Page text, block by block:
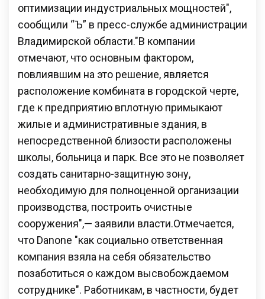
оптимизации индустриальных мощностей",
сообщили “Ъ” в пресс-службе администрации
Владимирской области."В компании
отмечают, что основным фактором,
повлиявшим на это решение, является
расположение комбината в городской черте,
где к предприятию вплотную примыкают
жилые и административные здания, в
непосредственной близости расположены
школы, больница и парк. Все это не позволяет
создать санитарно-защитную зону,
необходимую для полноценной организации
производства, построить очистные
сооружения",— заявили власти.Отмечается,
что Danone "как социально ответственная
компания взяла на себя обязательство
позаботиться о каждом высвобождаемом
сотруднике". Работникам, в частности, будет